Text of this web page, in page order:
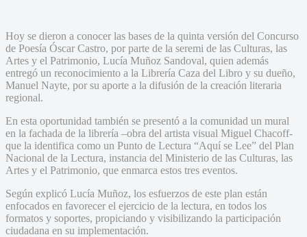
Hoy se dieron a conocer las bases de la quinta versión del Concurso
de Poesía Óscar Castro, por parte de la seremi de las Culturas, las
Artes y el Patrimonio, Lucía Muñoz Sandoval, quien además
entregó un reconocimiento a la Librería Caza del Libro y su dueño,
Manuel Nayte, por su aporte a la difusión de la creación literaria
regional.
En esta oportunidad también se presentó a la comunidad un mural
en la fachada de la librería –obra del artista visual Miguel Chacoff-
que la identifica como un Punto de Lectura “Aquí se Lee” del Plan
Nacional de la Lectura, instancia del Ministerio de las Culturas, las
Artes y el Patrimonio, que enmarca estos tres eventos.
Según explicó Lucía Muñoz, los esfuerzos de este plan están
enfocados en favorecer el ejercicio de la lectura, en todos los
formatos y soportes, propiciando y visibilizando la participación
ciudadana en su implementación.